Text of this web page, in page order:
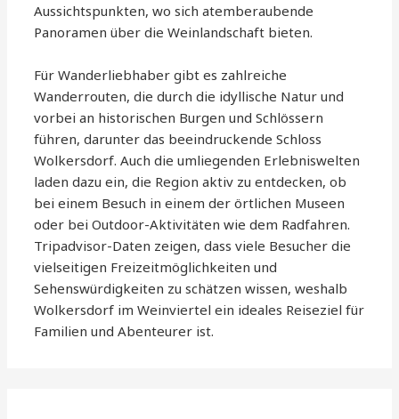
Aussichtspunkten, wo sich atemberaubende
Panoramen über die Weinlandschaft bieten.
Für Wanderliebhaber gibt es zahlreiche
Wanderrouten, die durch die idyllische Natur und
vorbei an historischen Burgen und Schlössern
führen, darunter das beeindruckende Schloss
Wolkersdorf. Auch die umliegenden Erlebniswelten
laden dazu ein, die Region aktiv zu entdecken, ob
bei einem Besuch in einem der örtlichen Museen
oder bei Outdoor-Aktivitäten wie dem Radfahren.
Tripadvisor-Daten zeigen, dass viele Besucher die
vielseitigen Freizeitmöglichkeiten und
Sehenswürdigkeiten zu schätzen wissen, weshalb
Wolkersdorf im Weinviertel ein ideales Reiseziel für
Familien und Abenteurer ist.